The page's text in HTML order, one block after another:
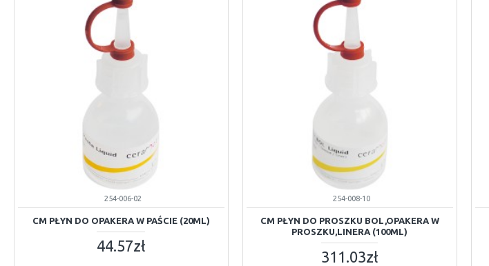
254-006-02
CM PŁYN DO OPAKERA W PAŚCIE (20ML)
44.57zł
254-008-10
CM PŁYN DO PROSZKU BOL,OPAKERA W
PROSZKU,LINERA (100ML)
311.03zł